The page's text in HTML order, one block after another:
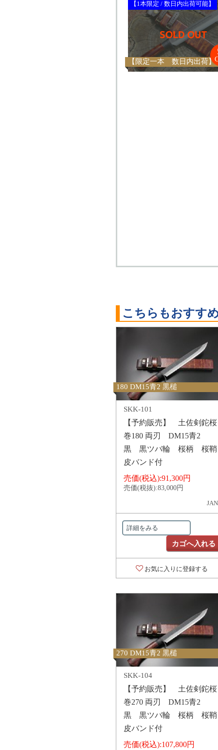
【1本限定 / 数日内出荷可能】
【限定一本 数日内出荷
こちらもおすす
180 DM15青2 黒槌
SKK-101
【予約販売】 土佐剣鉈桜
巻180 両刃 DM15青2
黒 黒ツバ輪 桜柄 桜鞘
皮バンド付
売価(税込):91,300円
売価(税抜):83,000円
詳細をみる
カゴへ入れる
お気に入りに登録する
270 DM15青2 黒槌
SKK-104
【予約販売】 土佐剣鉈桜
巻270 両刃 DM15青2
黒 黒ツバ輪 桜柄 桜鞘
皮バンド付
売価(税込):107,800円